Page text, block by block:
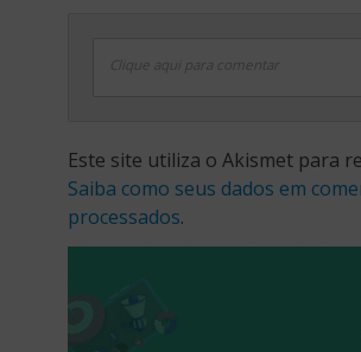
Clique aqui para comentar
Este site utiliza o Akismet para
Saiba como seus dados em
processados.